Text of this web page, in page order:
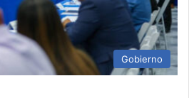
Gobierno